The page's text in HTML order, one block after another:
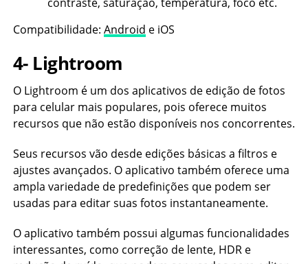
Compatibilidade: Android e iOS
4- Lightroom
O Lightroom é um dos aplicativos de edição de fotos
para celular mais populares, pois oferece muitos
recursos que não estão disponíveis nos concorrentes.
Seus recursos vão desde edições básicas a filtros e
ajustes avançados. O aplicativo também oferece uma
ampla variedade de predefinições que podem ser
usadas para editar suas fotos instantaneamente.
O aplicativo também possui algumas funcionalidades
interessantes, como correção de lente, HDR e